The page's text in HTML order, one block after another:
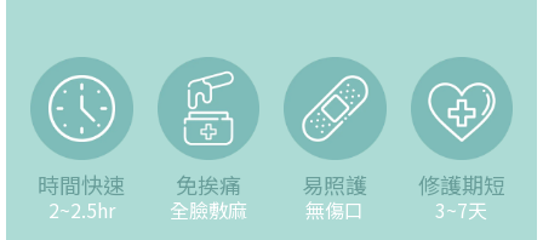
時間快速
2~2.5hr
免挨痛
全臉敷麻
易照護
無傷口
修護期短
3~7天